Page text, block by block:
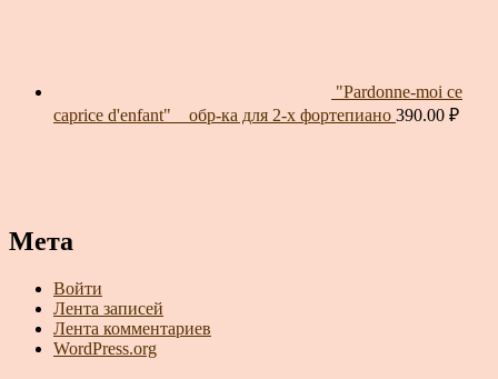
"Pardonne-moi ce
caprice d'enfant" _ обр-ка для 2-х фортепиано 390.00 ₽
Мета
Войти
Лента записей
Лента комментариев
WordPress.org